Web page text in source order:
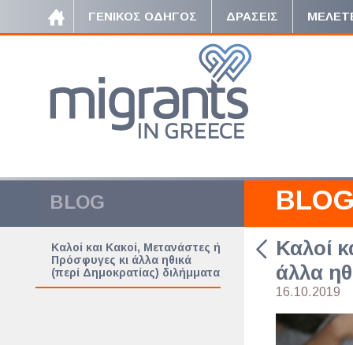
ΓΕΝΙΚΟΣ ΟΔΗΓΟΣ ΔΡΑΣΕΙΣ
BLOG
Καλοί και Κακοί, Μετανάστες ή
Πρόσφυγες κι άλλα ηθικά
(περί Δημοκρατίας) διλήμματα
Καλοί
άλλα
16.10.2019